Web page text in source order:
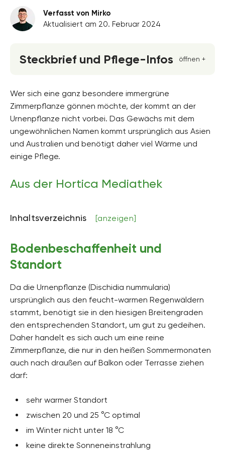
Verfasst von Mirko
Aktualisiert am 20. Februar 2024
Steckbrief und Pflege-Infos öffnen +
unscheinbar, weiss
Standort
Halbschatten, Absonnig
Wuchsform
bis zu 60 Zentimeter hoch
Kalkverträglichkeit
Kalkintolerant
Humus
k.A.
Ja
Pflanzenfamilien
Hundsgiftgewächse, Apocynaceae
Topfgarten
Wer sich eine ganz besondere immergrüne
Zimmerpflanze gönnen möchte, der kommt an der
Urnenpflanze nicht vorbei. Das Gewächs mit dem
ungewöhnlichen Namen kommt ursprünglich aus Asien
und Australien und benötigt daher viel Wärme und
einige Pflege.
Aus der Hortica Mediathek
Inhaltsverzeichnis [anzeigen]
Bodenbeschaffenheit und
Standort
Da die Urnenpflanze (Dischidia nummularia)
ursprünglich aus den feucht-warmen Regenwäldern
stammt, benötigt sie in den hiesigen Breitengraden
den entsprechenden Standort, um gut zu gedeihen.
Daher handelt es sich auch um eine reine
Zimmerpflanze, die nur in den heißen Sommermonaten
auch nach draußen auf Balkon oder Terrasse ziehen
darf:
sehr warmer Standort
zwischen 20 und 25 °C optimal
im Winter nicht unter 18 °C
keine direkte Sonneneinstrahlung